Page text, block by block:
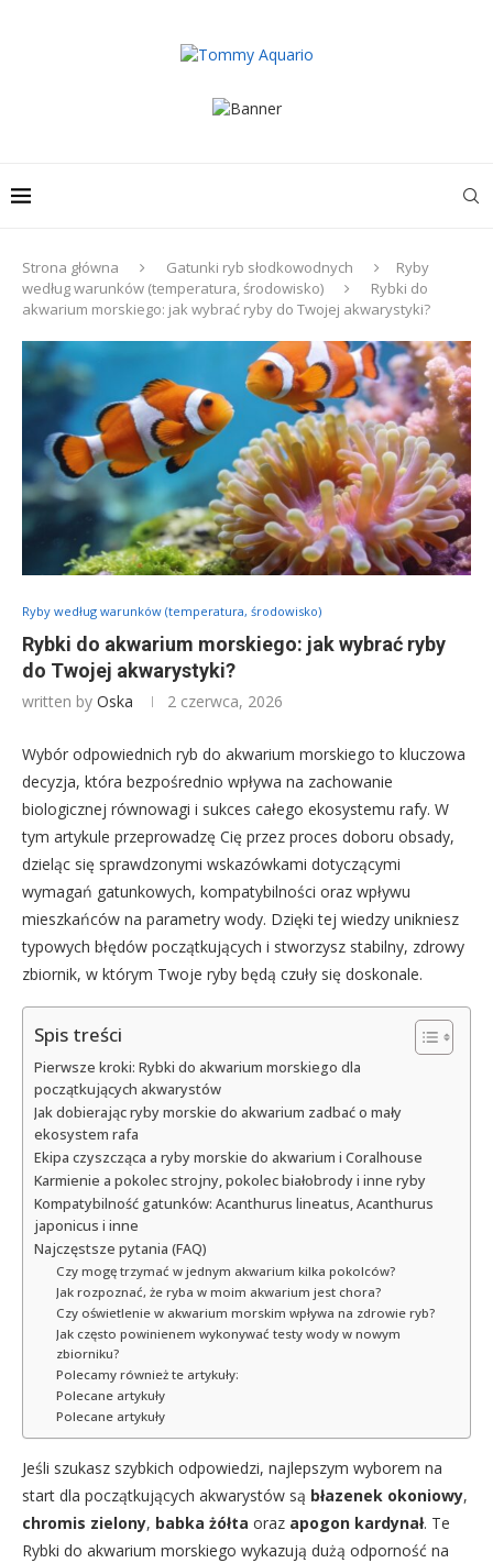
Strona główna Gatunki ryb słodkowodnych
Ryby
według warunków (temperatura, środowisko)
Rybki do
akwarium morskiego: jak wybrać ryby do Twojej akwarystyki?
Ryby według warunków (temperatura, środowisko)
Rybki do akwarium morskiego: jak wybrać ryby
do Twojej akwarystyki?
written by Oska 2 czerwca, 2026
Wybór odpowiednich ryb do akwarium morskiego to kluczowa
decyzja, która bezpośrednio wpływa na zachowanie
biologicznej równowagi i sukces całego ekosystemu rafy. W
tym artykule przeprowadzę Cię przez proces doboru obsady,
dzieląc się sprawdzonymi wskazówkami dotyczącymi
wymagań gatunkowych, kompatybilności oraz wpływu
mieszkańców na parametry wody. Dzięki tej wiedzy unikniesz
typowych błędów początkujących i stworzysz stabilny, zdrowy
zbiornik, w którym Twoje ryby będą czuły się doskonale.
Spis treści
Pierwsze kroki: Rybki do akwarium morskiego dla
początkujących akwarystów
Jak dobierając ryby morskie do akwarium zadbać o mały
ekosystem rafa
Ekipa czyszcząca a ryby morskie do akwarium i Coralhouse
Karmienie a pokolec strojny, pokolec białobrody i inne ryby
Kompatybilność gatunków: Acanthurus lineatus, Acanthurus
japonicus i inne
Najczęstsze pytania (FAQ)
Czy mogę trzymać w jednym akwarium kilka pokolców?
Jak rozpoznać, że ryba w moim akwarium jest chora?
Czy oświetlenie w akwarium morskim wpływa na zdrowie ryb?
Jak często powinienem wykonywać testy wody w nowym
zbiorniku?
Polecamy również te artykuły:
Polecane artykuły
Polecane artykuły
Jeśli szukasz szybkich odpowiedzi, najlepszym wyborem na
start dla początkujących akwarystów są błazenek okoniowy,
chromis zielony, babka żółta oraz apogon kardynał. Te
Rybki do akwarium morskiego wykazują dużą odporność na